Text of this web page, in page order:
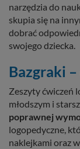
narzędzia do
skupia się na
dobrać
swojego dziecka.
Bazgraki
Zeszyty ćwiczeń
młodszym i
poprawnej
logopedyczne,
naklejkami oraz